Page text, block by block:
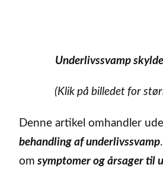
Underlivssvamp
(Klik på billedet for
Denne artikel omhandler
behandling af underlivssvamp
om symptomer og årsager til